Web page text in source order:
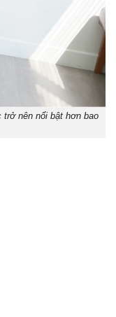
trở nên nổi bật hơn bao